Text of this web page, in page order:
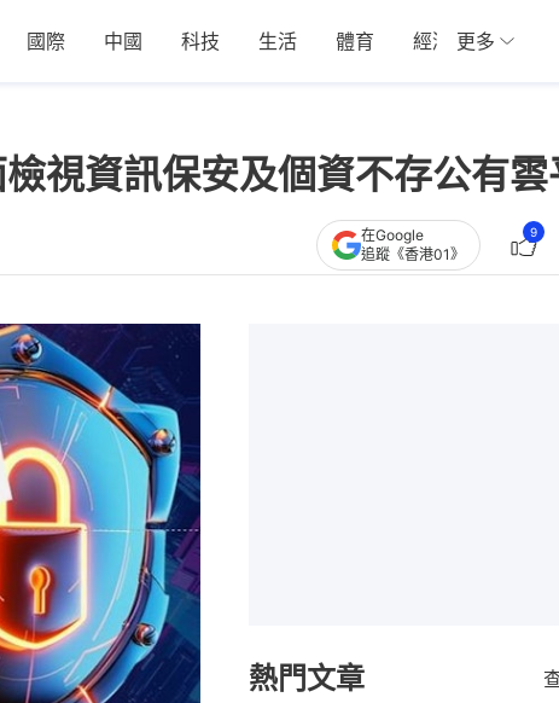
國際 中國 科技 生活 體育 經濟 01深圳
更多
視資訊保安及個資不存公有雲
在Google
追蹤《香港01》
9
熱門文章